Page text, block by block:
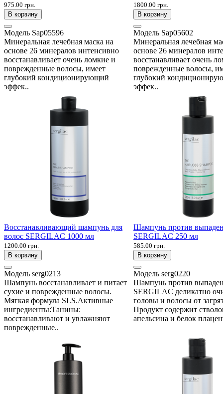
975.00 грн.
В корзину
Модель Sap05596
Минеральная лечебная маска на
основе 26 минералов интенсивно
восстанавливает очень ломкие и
поврежденные волосы, имеет
глубокий кондиционирующий
эффек..
1800.00 грн.
В корзину
Модель Sap05602
Минеральная лечебная
основе 26 минералов
восстанавливает очень
поврежденные волосы,
глубокий
эффек..
Восстанавливающий шампунь для
волос SERGILAC 1000 мл
1200.00 грн.
В корзину
Модель serg0213
Шампунь восстанавливает и питает
сухие и поврежденные волосы.
Мягкая формула SLS.Активные
ингредиенты:Танины:
восстанавливают и увлажняют
поврежденные..
Шампунь против
SERGILAC 250 мл
585.00 грн.
В корзину
Модель serg0220
Шампунь против
SERGILAC деликатно
головы и волосы от
Продукт содержит
апельсина и белок